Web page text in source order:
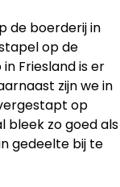
de boerderij in
op de
Friesland is er
zijn we in
op
bleek zo goed als
gedeelte bij te